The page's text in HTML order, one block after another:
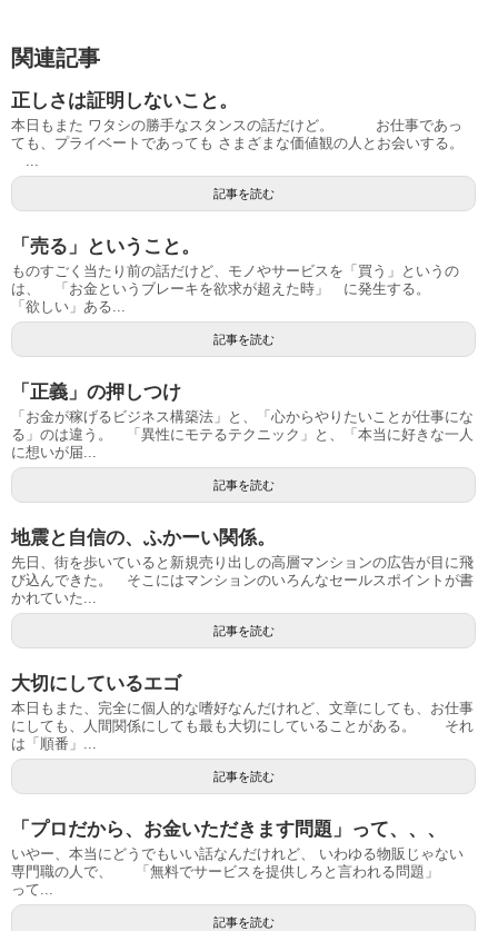
関連記事
正しさは証明しないこと。
本日もまた ワタシの勝手なスタンスの話だけど。 お仕事であっ
ても、プライベートであっても さまざまな価値観の人とお会いする。
...
記事を読む
「売る」ということ。
ものすごく当たり前の話だけど、モノやサービスを「買う」というの
は、 「お金というブレーキを欲求が超えた時」 に発生する。
「欲しい」ある...
記事を読む
「正義」の押しつけ
「お金が稼げるビジネス構築法」と、「心からやりたいことが仕事にな
る」のは違う。 「異性にモテるテクニック」と、「本当に好きな一人
に想いが届...
記事を読む
地震と自信の、ふかーい関係。
先日、街を歩いていると新規売り出しの高層マンションの広告が目に飛
び込んできた。 そこにはマンションのいろんなセールスポイントが書
かれていた...
記事を読む
大切にしているエゴ
本日もまた、完全に個人的な嗜好なんだけれど、文章にしても、お仕事
にしても、人間関係にしても最も大切にしていることがある。 それ
は「順番」...
記事を読む
「プロだから、お金いただきます問題」って、、、
いやー、本当にどうでもいい話なんだけれど、 いわゆる物販じゃない
専門職の人で、 「無料でサービスを提供しろと言われる問題」
って...
記事を読む